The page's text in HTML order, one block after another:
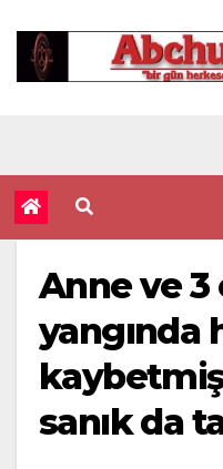
Anne ve
yangında
sanık da